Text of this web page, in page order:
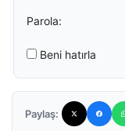
Parola:
Beni hatırla
Paylaş: